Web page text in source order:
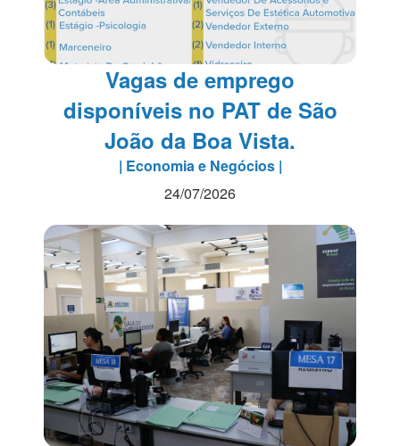
Vagas de emprego
disponíveis no PAT de São
João da Boa Vista.
| Economia e Negócios |
24/07/2026